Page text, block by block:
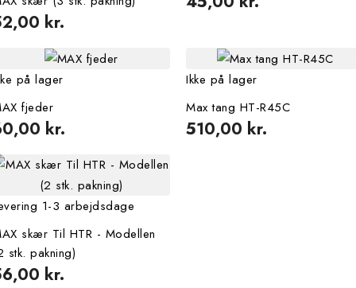
kr.
på lager
fjeder
kr.
Ikke på lager
Max tang HT-R45C
510,00 kr.
1-3 arbejdsdage
Til HTR - Modellen
stk. pakning)
kr.